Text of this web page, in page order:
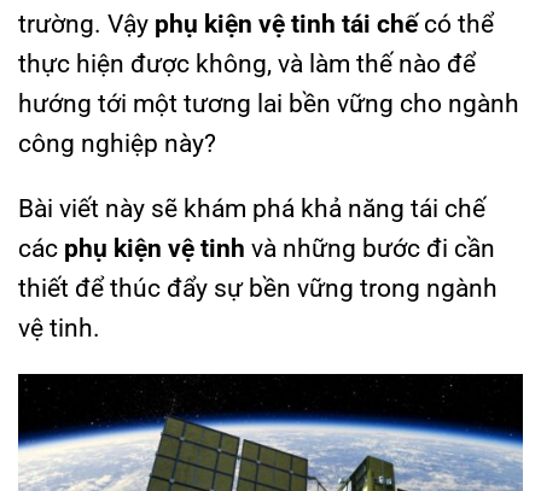
trường. Vậy phụ kiện vệ tinh tái chếcó thể
thực hiện được không, và làm thế nào để
hướng tới một tương lai bền vững cho ngành
công nghiệp này?
Bài viết này sẽ khám phá khả năng tái chế
các phụ kiện vệ tinh và những bước đi cần
thiết để thúc đẩy sự bền vững trong ngành
vệ tinh.